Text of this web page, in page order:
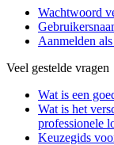
Wachtwoord
Aanmelden
Veel gestelde vragen
Wat is een
Wat is het
professionele
Keuzegids